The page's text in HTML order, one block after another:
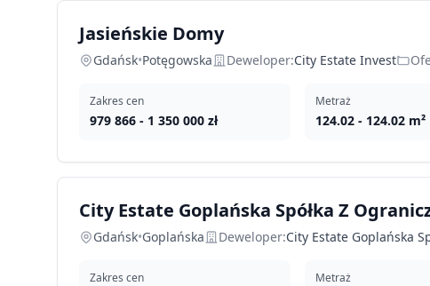
Jasieńskie Domy
Gdańsk•Potęgowska Deweloper:City Estate Invest
Zakres cen
979 866 - 1 350 000 zł
Metraż
124.02 - 124.02 m²
City Estate Goplańska Spółka Z
Gdańsk•Goplańska Deweloper:City Estate Goplańska
Zakres cen Metraż